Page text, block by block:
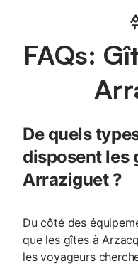
FAQs:
De quels
disposent les
Arraziguet ?
Du côté des
que les gîtes à
les voyageurs